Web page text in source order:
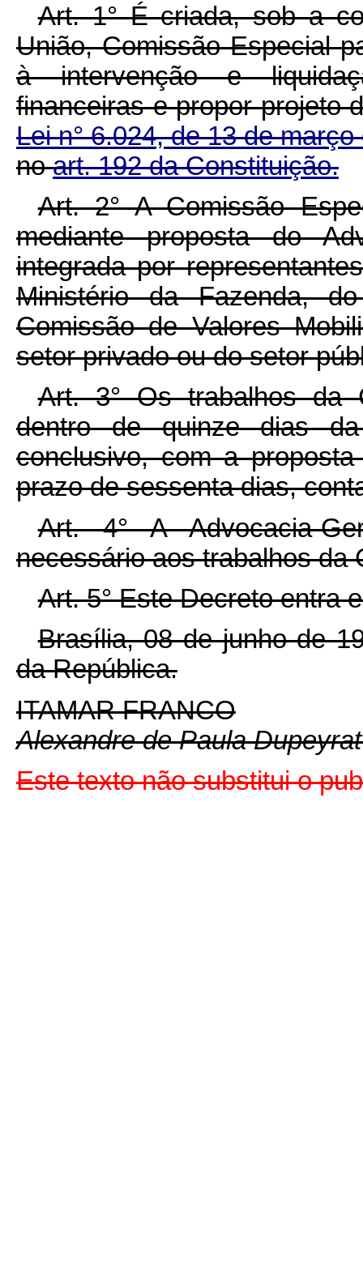
Art. 1° É criada, sob a
União, Comissão Especial
à intervenção e
financeiras e propor projeto
Lei n° 6.024, de 13 de
noart. 192 da Constituição.
Art. 2° A Comissão
mediante proposta do
integrada por
Ministério da Fazenda,
Comissão de Valores
setor privado ou do setor
Art. 3° Os trabalhos da
dentro de quinze dias
conclusivo, com a
prazo de sessenta dias,
Art. 4° A Advocacia-
necessário aos trabalhos da
Art. 5° Este Decreto entra
Brasília, 08 de junho de
da República.
ITAMAR FRANCO
Alexandre de Paula
Este texto não substitui o